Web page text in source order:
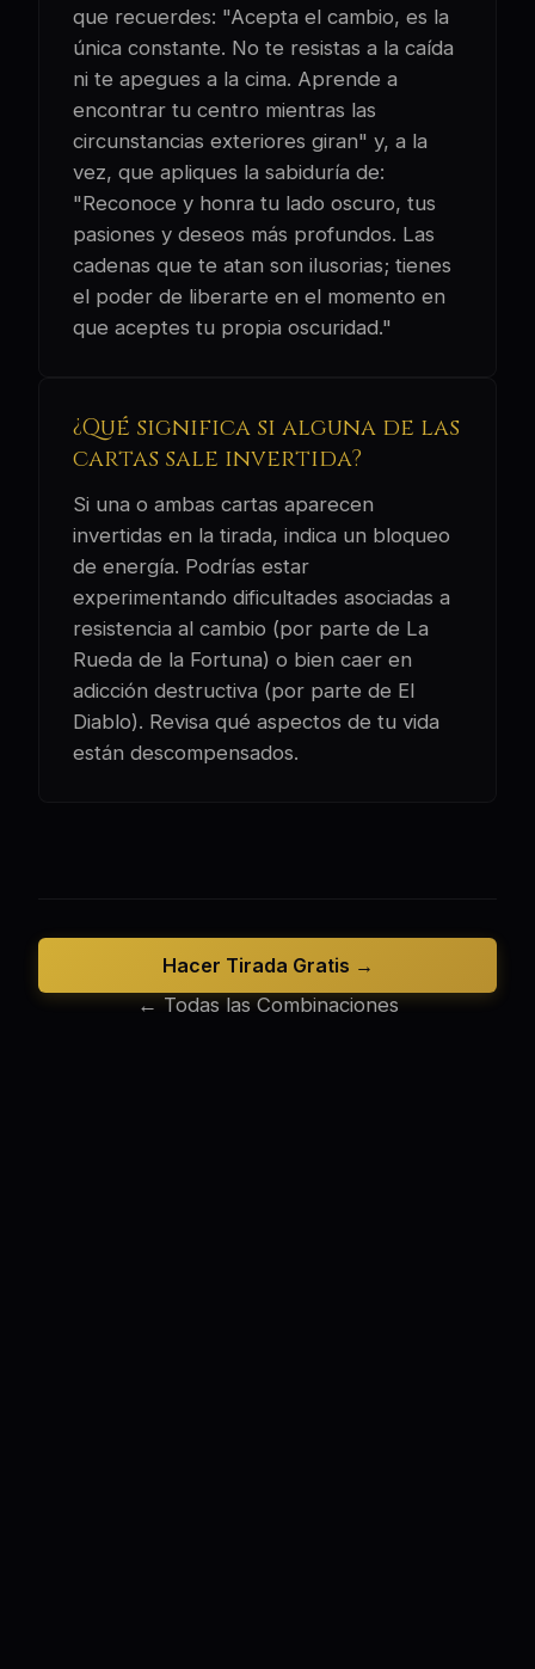
que recuerdes: "Acepta el cambio, es la
única constante. No te resistas a la caída
ni te apegues a la cima. Aprende a
encontrar tu centro mientras las
circunstancias exteriores giran" y, a la
vez, que apliques la sabiduría de:
"Reconoce y honra tu lado oscuro, tus
pasiones y deseos más profundos. Las
cadenas que te atan son ilusorias; tienes
el poder de liberarte en el momento en
que aceptes tu propia oscuridad."
¿Qué significa si alguna de las
cartas sale invertida?
Si una o ambas cartas aparecen
invertidas en la tirada, indica un bloqueo
de energía. Podrías estar
experimentando dificultades asociadas a
resistencia al cambio (por parte de La
Rueda de la Fortuna) o bien caer en
adicción destructiva (por parte de El
Diablo). Revisa qué aspectos de tu vida
están descompensados.
← Todas las Combinaciones
Hacer Tirada Gratis →